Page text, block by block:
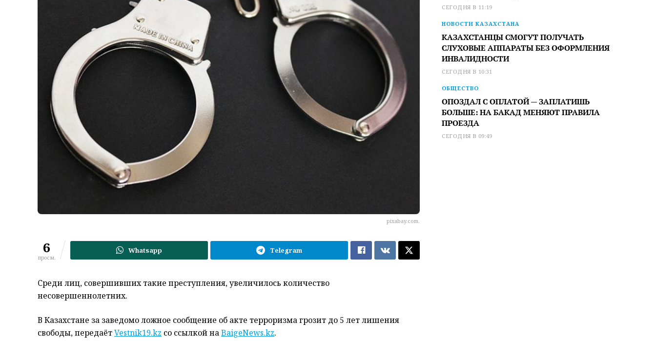
pixabay.com.
6
просм.
Whatsapp Telegram
Cреди лиц, совершивших такие преступления, увеличилось количество
несовершеннолетних.
В Казахстане за заведомо ложное сообщение об акте терроризма грозит до 5 лет лишения
свободы, передаётVestnik19.kz со ссылкой наBaigeNews.kz.
СЕГОДНЯ В 11:19
НОВОСТИ КАЗАХСТАНА
КАЗАХСТАНЦЫ СМОГУТ ПОЛУЧАТЬ
СЛУХОВЫЕ АППАРАТЫ БЕЗ ОФОРМЛЕНИЯ
ИНВАЛИДНОСТИ
СЕГОДНЯ В 10:31
ОБЩЕСТВО
ОПОЗДАЛ С ОПЛАТОЙ — ЗАПЛАТИШЬ
БОЛЬШЕ: НА БАКАД МЕНЯЮТ ПРАВИЛА
ПРОЕЗДА
СЕГОДНЯ В 09:49